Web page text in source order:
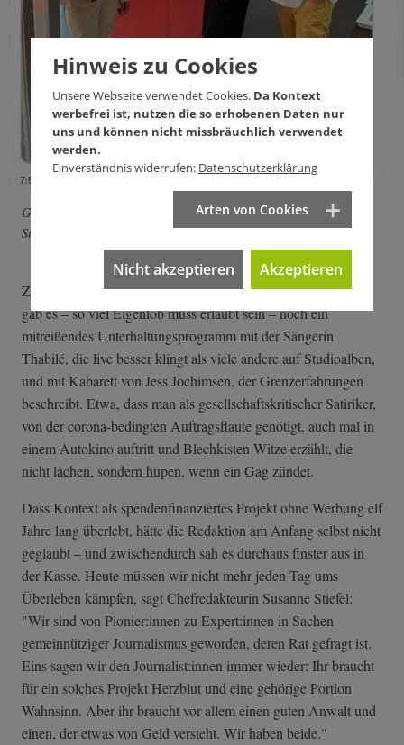
Grüße von Landtagspräsidentin Muhterem Aras (links), hier mit
Susanne Stiefel und Josef-Otto Freudenreich. Screenshot: Twitter
Zum Abschluss des Abends, moderiert von Gesa von Leesen,
gab es – so viel Eigenlob muss erlaubt sein – noch ein
mitreißendes Unterhaltungsprogramm mit der Sängerin
Thabilé, die live besser klingt als viele andere auf Studioalben,
und mit Kabarett von Jess Jochimsen, der Grenzerfahrungen
beschreibt. Etwa, dass man als gesellschaftskritischer Satiriker,
von der corona-bedingten Auftragsflaute genötigt, auch mal in
einem Autokino auftritt und Blechkisten Witze erzählt, die
nicht lachen, sondern hupen, wenn ein Gag zündet.
Dass Kontext als spendenfinanziertes Projekt ohne Werbung elf
Jahre lang überlebt, hätte die Redaktion am Anfang selbst nicht
geglaubt – und zwischendurch sah es durchaus finster aus in
der Kasse. Heute müssen wir nicht mehr jeden Tag ums
Überleben kämpfen, sagt Chefredakteurin Susanne Stiefel:
"Wir sind von Pionier:innen zu Expert:innen in Sachen
gemeinnütziger Journalismus geworden, deren Rat gefragt ist.
Eins sagen wir den Journalist:innen immer wieder: Ihr braucht
für ein solches Projekt Herzblut und eine gehörige Portion
Wahnsinn. Aber ihr braucht vor allem einen guten Anwalt und
einen, der etwas von Geld versteht. Wir haben beide."
Hinweis zu Cookies
Unsere Webseite verwendet Cookies. Da Kontext
werbefrei ist, nutzen die so erhobenen Daten nur
uns und können nicht missbräuchlich verwendet
werden.
Einverständnis widerrufen: Datenschutzerklärung
Arten von Cookies
Nicht akzeptieren Akzeptieren